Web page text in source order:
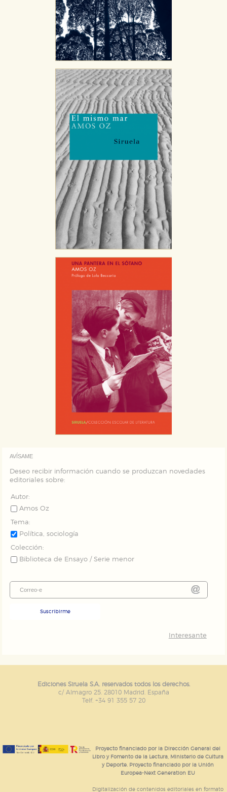
AVÍSAME
Deseo recibir información cuando se produzcan novedades
editoriales sobre:
Autor:
Amos Oz
Tema:
Política, sociología
Colección:
Biblioteca de Ensayo / Serie menor
Suscribirme
Interesante
Ediciones Siruela S.A. reservados todos los derechos.
c/ Almagro 25. 28010 Madrid. España
Telf. +34 91 355 57 20
Proyecto financiado por la Dirección General del
Libro y Fomento de la Lectura, Ministerio de Cultura
y Deporte. Proyecto financiado por la Unión
Europea-Next Generation EU
Digitalización de contenidos editoriales en formato